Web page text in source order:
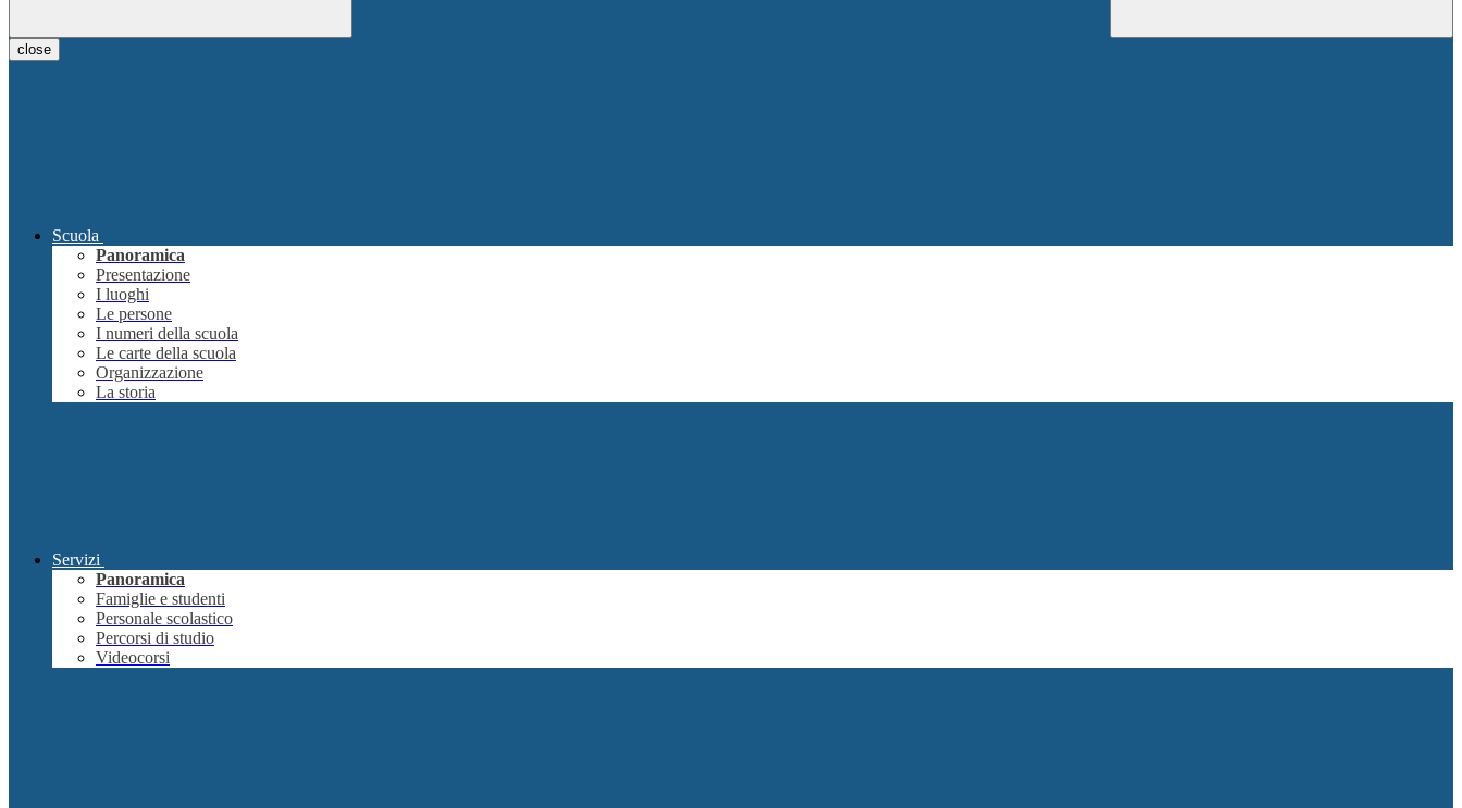
close
Scuola
Panoramica
Presentazione
I luoghi
Le persone
I numeri della scuola
Le carte della scuola
Organizzazione
La storia
Servizi
Panoramica
Famiglie e studenti
Personale scolastico
Percorsi di studio
Videocorsi